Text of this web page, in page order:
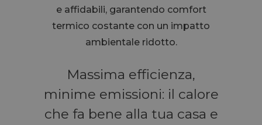
e affidabili, garantendo comfort
termico costante con un impatto
ambientale ridotto.
Massima efficienza,
minime emissioni: il calore
che fa bene alla tua casa e